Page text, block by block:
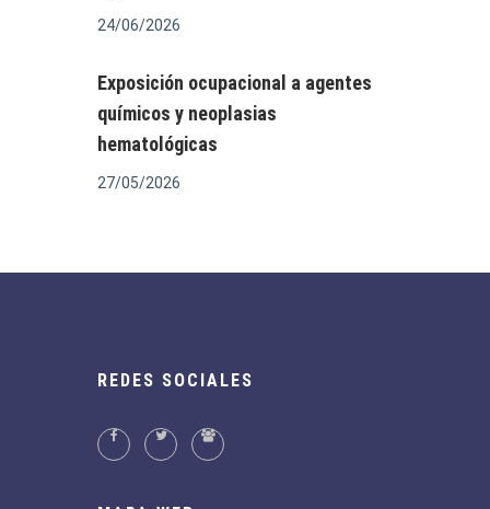
24/06/2026
Exposición ocupacional a agentes
químicos y neoplasias
hematológicas
27/05/2026
REDES SOCIALES